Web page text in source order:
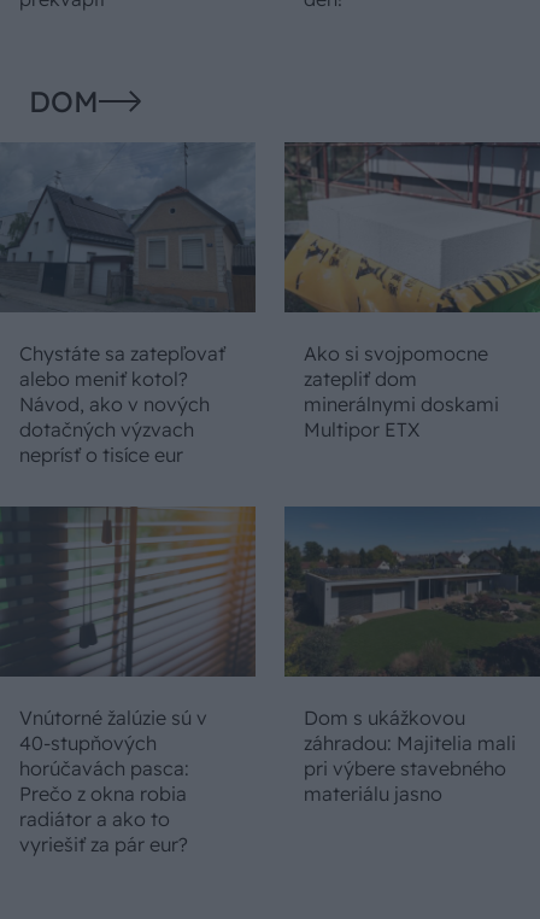
DOM
Chystáte sa zatepľovať
alebo meniť kotol?
Návod, ako v nových
dotačných výzvach
neprísť o tisíce eur
Ako si svojpomocne
zatepliť dom
minerálnymi doskami
Multipor ETX
Vnútorné žalúzie sú v
40-stupňových
horúčavách pasca:
Prečo z okna robia
radiátor a ako to
vyriešiť za pár eur?
Dom s ukážkovou
záhradou: Majitelia mali
pri výbere stavebného
materiálu jasno